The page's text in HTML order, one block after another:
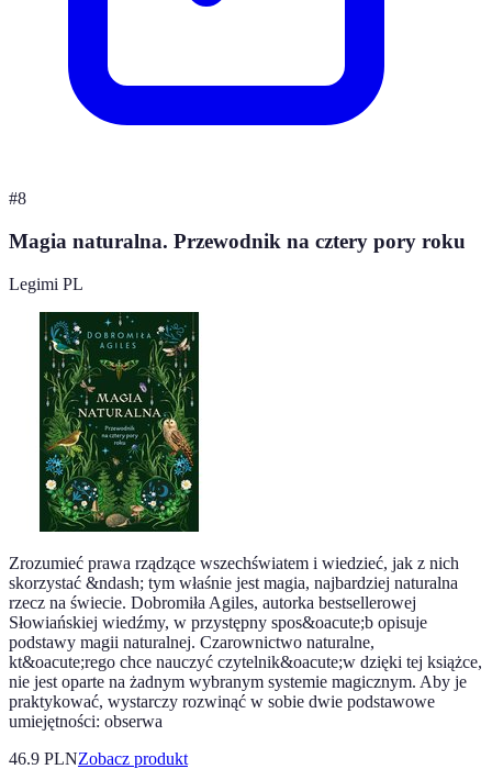
#8
Magia naturalna. Przewodnik na cztery pory roku
Legimi PL
Zrozumieć prawa rządzące wszechświatem i wiedzieć, jak z nich
skorzystać &ndash; tym właśnie jest magia, najbardziej naturalna
rzecz na świecie. Dobromiła Agiles, autorka bestsellerowej
Słowiańskiej wiedźmy, w przystępny spos&oacute;b opisuje
podstawy magii naturalnej. Czarownictwo naturalne,
kt&oacute;rego chce nauczyć czytelnik&oacute;w dzięki tej książce,
nie jest oparte na żadnym wybranym systemie magicznym. Aby je
praktykować, wystarczy rozwinąć w sobie dwie podstawowe
umiejętności: obserwa
46.9 PLNZobacz produkt